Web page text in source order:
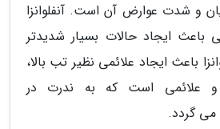
و شدت عوارض آن است. آنفلوانزا
باعث ایجاد حالات بسیار شدیدتر
باعث ایجاد علائمی نظیر تب بالا،
علائمی است که به ندرت در
گردد.